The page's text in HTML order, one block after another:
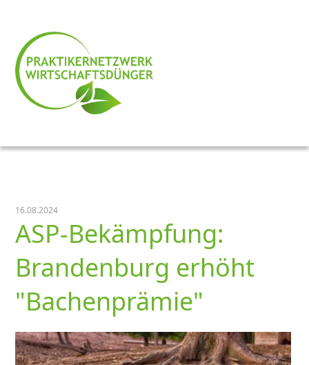
16.08.2024
ASP-Bekämpfung:
Brandenburg erhöht
Bachenprämie